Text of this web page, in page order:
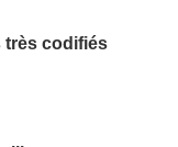
très codifiés